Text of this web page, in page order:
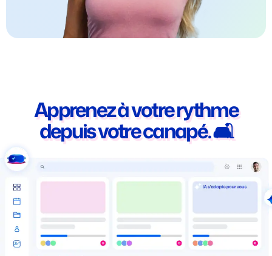
Apprenez à votre rythme
depuis votre canapé. 🛋️